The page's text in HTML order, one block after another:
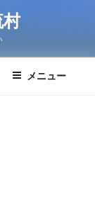
村
メニュー